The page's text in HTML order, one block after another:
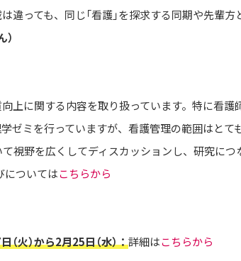
違っても、同じ「看護」を探求する同期や先輩
上に関する内容を取り扱っています。特に看
ゼミを行っていますが、看護管理の範囲はとて
視野を広くしてディスカッションし、研究につ
についてはこちらから
（火）から2月25日（水）：詳細はこちらから